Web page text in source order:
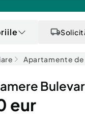
Apartamente de
eur